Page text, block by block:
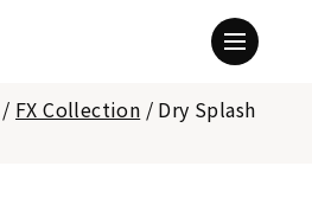
/ FX Collection / Dry Splash